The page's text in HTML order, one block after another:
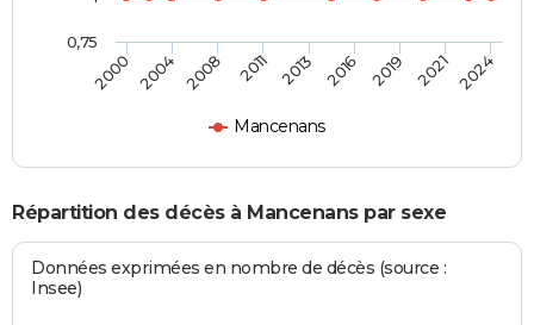
Mancenans
2000 2004 2008 2011 2013 2016 2019 2021 2024
0,75
Répartition des décès à Mancenans par sexe
Données exprimées en nombre de décès (source :
Insee)